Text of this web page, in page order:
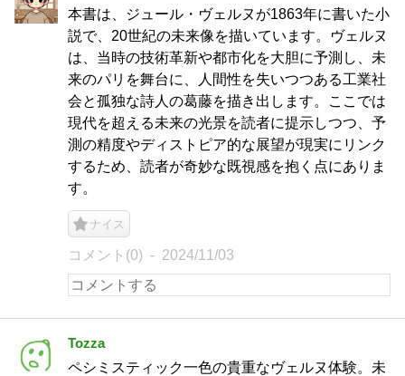
本書は、ジュール・ヴェルヌが1863年に書いた小
説で、20世紀の未来像を描いています。ヴェルヌ
は、当時の技術革新や都市化を大胆に予測し、未
来のパリを舞台に、人間性を失いつつある工業社
会と孤独な詩人の葛藤を描き出します。ここでは
現代を超える未来の光景を読者に提示しつつ、予
測の精度やディストピア的な展望が現実にリンク
するため、読者が奇妙な既視感を抱く点にありま
す。
ナイス
コメント(0) 2024/11/03
Tozza
ペシミスティック一色の貴重なヴェルヌ体験。未